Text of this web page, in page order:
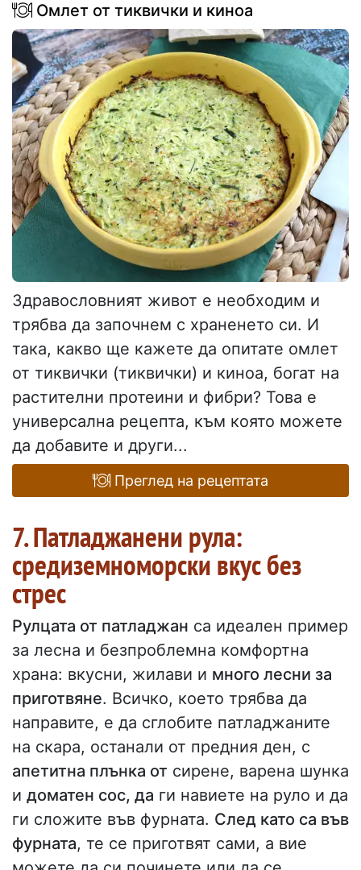
Омлет от тиквички и киноа
Здравословният живот е необходим и
трябва да започнем с храненето си. И
така, какво ще кажете да опитате омлет
от тиквички (тиквички) и киноа, богат на
растителни протеини и фибри? Това е
универсална рецепта, към която можете
да добавите и други...
Преглед на рецептата
7. Патладжанени рула:
средиземноморски вкус без
стрес
Рулцата от патладжан са идеален пример
за лесна и безпроблемна комфортна
храна: вкусни, жилави и много лесни за
приготвяне. Всичко, което трябва да
направите, е да сглобите патладжаните
на скара, останали от предния ден, с
апетитна плънка от сирене, варена шунка
и доматен сос, да ги навиете на руло и да
ги сложите във фурната. След като са във
фурната, те се приготвят сами, а вие